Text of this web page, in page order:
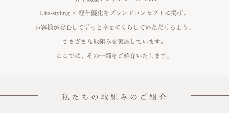
Life-styling × 経年優化をブランドコンセプトに掲げ、
お客様が安心してずっと幸せにくらしていただけるよう、
さまざまな取組みを実施しています。
ここでは、その一部をご紹介いたします。
私 た ち の 取 組 み の ご 紹 介